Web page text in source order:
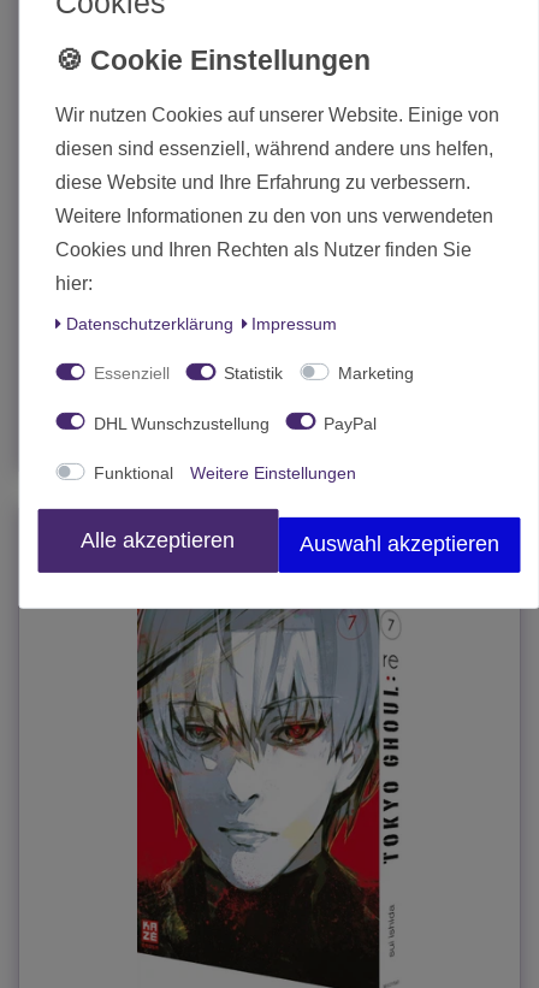
Wir nutzen Cookies auf unserer Website. Einige von
diesen sind essenziell, während andere uns helfen,
diese Website und Ihre Erfahrung zu verbessern.
Weitere Informationen zu den von uns verwendeten
Cookies und Ihren Rechten als Nutzer finden Sie
hier:
Daten­schutz­erklärung Impressum
Essenziell Statistik Marketing
DHL Wunschzustellung PayPal
Funktional Weitere Einstellungen
Alle akzeptieren Auswahl akzeptieren